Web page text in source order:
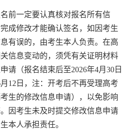
名前一定要认真核对报名所有信
成修改才能确认签名，如因考生
有误的，由考生本人负责。在高
信息变动的，须凭有关证明材料
请（报名结束后至2026年4月 30 日
月 12 日，注： 开考后不再受理高考
生的修改信息申请），以免影响
因考生未及时提交修改信息申请
本人承担责任。